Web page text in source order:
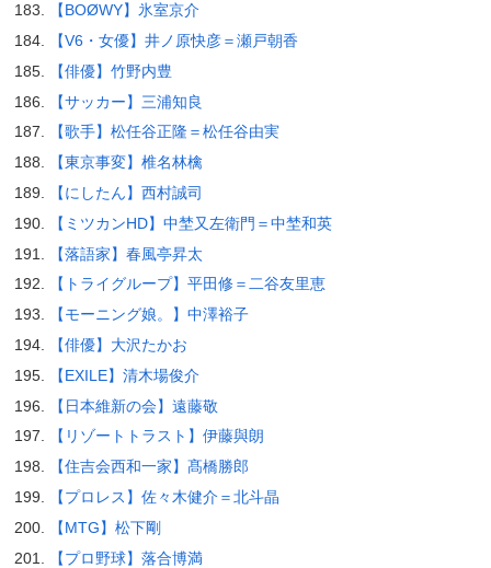
【BOØWY】氷室京介
【V6・女優】井ノ原快彦＝瀬戸朝香
【俳優】竹野内豊
【サッカー】三浦知良
【歌手】松任谷正隆＝松任谷由実
【東京事変】椎名林檎
【にしたん】西村誠司
【ミツカンHD】中埜又左衛門＝中埜和英
【落語家】春風亭昇太
【トライグループ】平田修＝二谷友里恵
【モーニング娘。】中澤裕子
【俳優】大沢たかお
【EXILE】清木場俊介
【日本維新の会】遠藤敬
【リゾートトラスト】伊藤與朗
【住吉会西和一家】髙橋勝郎
【プロレス】佐々木健介＝北斗晶
【MTG】松下剛
【プロ野球】落合博満